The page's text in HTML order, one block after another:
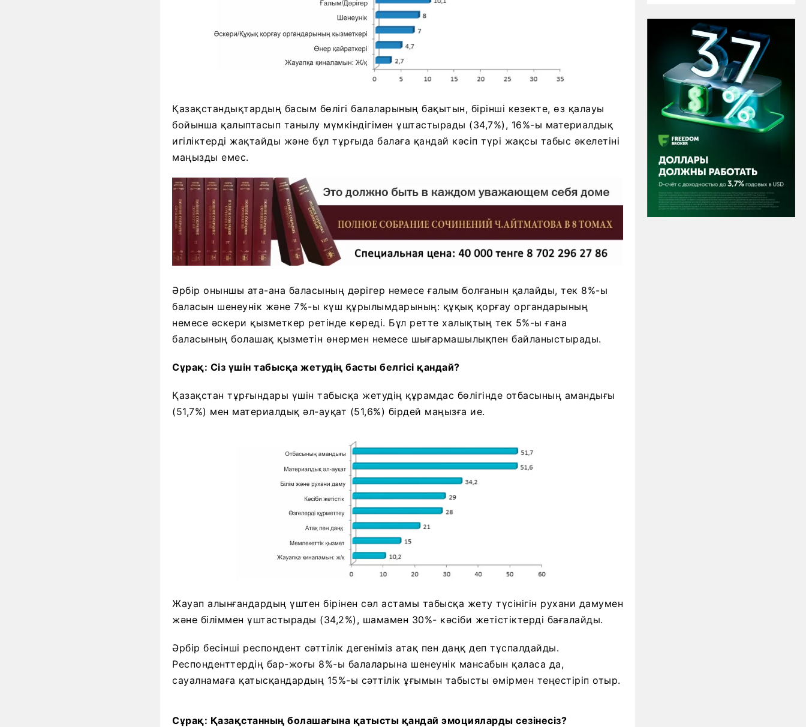
Қазақстандықтардың басым бөлігі балаларының бақытын, бірінші кезекте, өз қалауы
бойынша қалыптасып танылу мүмкіндігімен ұштастырады (34,7%), 16%-ы материалдық
игіліктерді жақтайды және бұл тұрғыда балаға қандай кәсіп түрі жақсы табыс әкелетіні
маңызды емес.
Әрбір оныншы ата-ана баласының дәрігер немесе ғалым болғанын қалайды, тек 8%-ы
баласын шенеунік және 7%-ы күш құрылымдарының: құқық қорғау органдарының
немесе әскери қызметкер ретінде көреді. Бұл ретте халықтың тек 5%-ы ғана
баласының болашақ қызметін өнермен немесе шығармашылықпен байланыстырады.
Сұрақ: Сіз үшін табысқа жетудің басты белгісі қандай?
Қазақстан тұрғындары үшін табысқа жетудің құрамдас бөлігінде отбасының амандығы
(51,7%) мен материалдық әл-ауқат (51,6%) бірдей маңызға ие.
Жауап алынғандардың үштен бірінен сәл астамы табысқа жету түсінігін рухани дамумен
және біліммен ұштастырады (34,2%), шамамен 30%- кәсіби жетістіктерді бағалайды.
Әрбір бесінші респондент сәттілік дегеніміз атақ пен даңқ деп тұспалдайды.
Респонденттердің бар-жоғы 8%-ы балаларына шенеунік мансабын қаласа да,
сауалнамаға қатысқандардың 15%-ы сәттілік ұғымын табысты өмірмен теңестіріп отыр.
Сұрақ: Қазақстанның болашағына қатысты қандай эмоцияларды сезінесіз?